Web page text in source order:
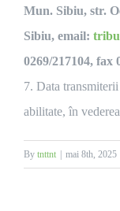
Mun. Sibiu, str.
Sibiu, email:
0269/217104, fax
7. Data
abilitate, în
By tnttnt mai 8th, 2025